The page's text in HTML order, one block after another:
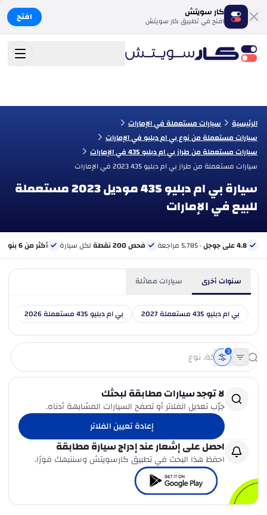
كار سويتش
افتح في تطبيق كار سويتش افتح
الرئيسية
سيارات مستعملة في الإمارات
سيارات مستعملة من نوع بي ام دبليو في الإمارات
سيارات مستعملة من طراز بي ام دبليو 435 في الإمارات
سيارات مستعملة من طراز بي ام دبليو 435 2023 في الإمارات
سيارة بي ام دبليو 435 موديل 2023 مستعملة
للبيع في الإمارات
4.8 على جوجل · 5,785 مراجعة فحص 200 نقطة لكل سيارة أكثر من 6 بنوك
سنوات أخرى سيارات مماثلة
بي ام دبليو 435 مستعملة 2027 بي ام دبليو 435 مستعملة 2026
3
لا توجد سيارات مطابقة لبحثك
جرّب تعديل الفلاتر أو تصفح السيارات المشابهة أدناه.
إعادة تعيين الفلاتر
احصل على إشعار عند إدراج سيارة مطابقة
احفظ هذا البحث في تطبيق كارسويتش وسننبهك فورًا.